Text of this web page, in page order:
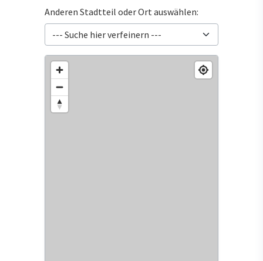
Anderen Stadtteil oder Ort auswählen: